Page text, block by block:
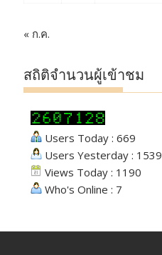
« ก.ค.
สถิติจำนวนผู้เข้าชม
Users Today : 669
Users Yesterday : 1539
Views Today : 1190
Who's Online : 7